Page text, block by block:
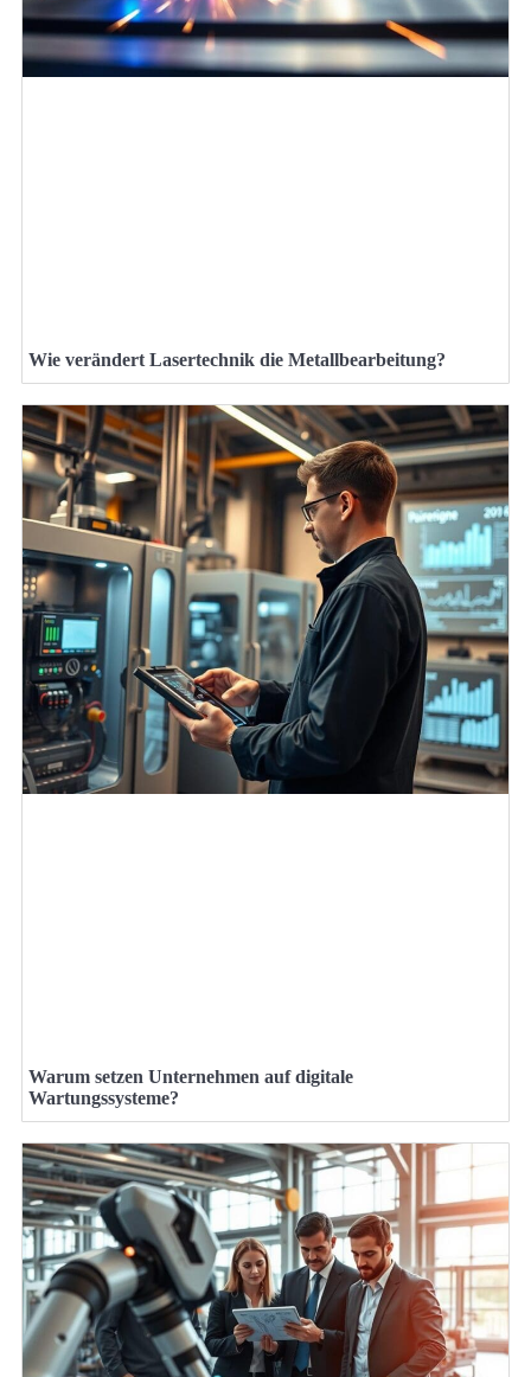
Wie verändert Lasertechnik die Metallbearbeitung?
Warum setzen Unternehmen auf digitale
Wartungssysteme?